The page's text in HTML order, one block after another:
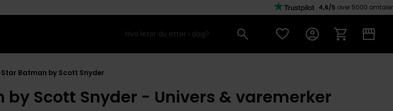
4,6/5 over 5000 omtaler
Batman by Scott Snyder
Scott Snyder - Univers & varemerker